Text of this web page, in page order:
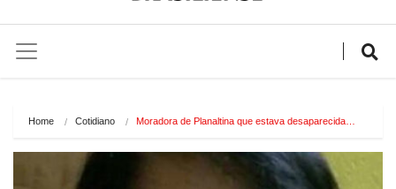
Home Cotidiano Moradora de Planaltina que estava desaparecida…